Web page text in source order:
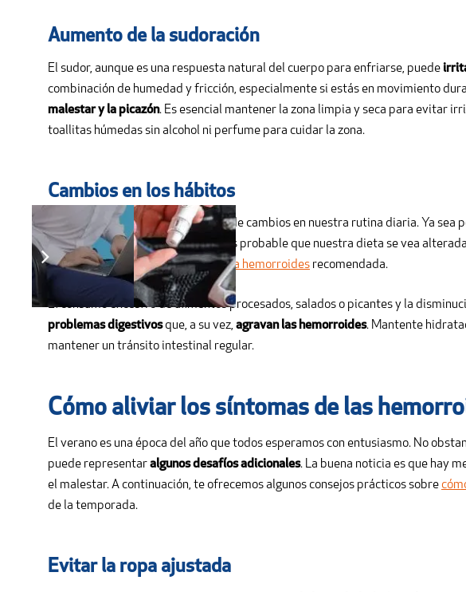
Aumento de la sudoración
El sudor, aunque es una respuesta natural del cuerpo para enfriarse, puede
combinación de humedad y fricción, especialmente si estás en movimiento
malestar y la picazón. Es esencial mantener la zona limpia y seca para evitar
toallitas húmedas sin alcohol ni perfume para cuidar la zona.
Cambios en los hábitos
El verano suele venir acompañado de cambios en nuestra rutina diaria. Ya sea
disfrutar de comidas al aire libre, es probable que nuestra dieta se vea
vital prestar atención a ladieta para hemorroides recomendada.
El consumo excesivo de alimentos procesados, salados o picantes y la
problemas digestivosque, a su vez, agravan las hemorroides. Mantente
mantener un tránsito intestinal regular.
Cómo aliviar los síntomas de las
El verano es una época del año que todos esperamos con entusiasmo. No
puede representaralgunos desafíos adicionales. La buena noticia es que hay
el malestar. A continuación, te ofrecemos algunos consejos prácticos sobre
de la temporada.
Evitar la ropa ajustada